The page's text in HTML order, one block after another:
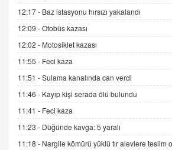
Esed Destekçilerinin
Sednaya
11.12.2024 12:30
DR. EKREM ASLAN
Gerçek Ne, Algı Ne?
Cümlesinin Peşinden
19.07.2025 12:45
GÖNÜL MENEKŞE
Şifacının Yolu
04.11.2025 12:56
12:17 - Baz istasyonu hırsızı yakalandı
12:09 -Otobüs kazası
12:02 - Motosiklet kazası
11:55 - Feci kaza
11:51 -Sulama kanalında can verdi
11:46 - Kayıp kişi serada ölü bulundu
11:41 - Feci kaza
11:23 - Düğünde kavga: 5 yaralı
11:18 - Nargile kömürü yüklü tır alevlere teslim